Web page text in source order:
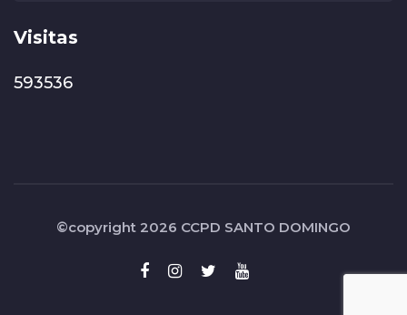
Visitas
593536
©copyright 2026 CCPD SANTO DOMINGO